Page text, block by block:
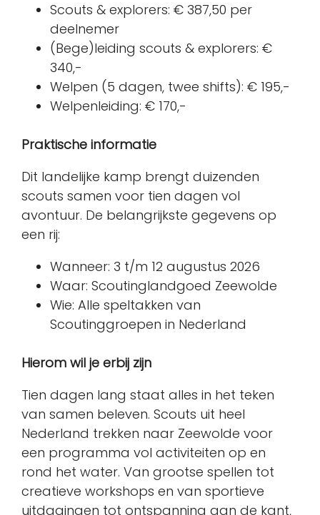
Scouts & explorers: € 387,50 per
deelnemer
(Bege)leiding scouts & explorers: €
340,-
Welpen (5 dagen, twee shifts): € 195,-
Welpenleiding: € 170,-
Praktische informatie
Dit landelijke kamp brengt duizenden
scouts samen voor tien dagen vol
avontuur. De belangrijkste gegevens op
een rij:
Wanneer: 3 t/m 12 augustus 2026
Waar: Scoutinglandgoed Zeewolde
Wie: Alle speltakken van
Scoutinggroepen in Nederland
Hierom wil je erbij zijn
Tien dagen lang staat alles in het teken
van samen beleven. Scouts uit heel
Nederland trekken naar Zeewolde voor
een programma vol activiteiten op en
rond het water. Van grootse spellen tot
creatieve workshops en van sportieve
uitdagingen tot ontspanning aan de kant,